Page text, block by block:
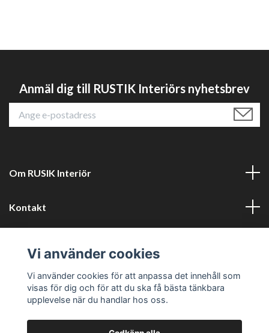
Anmäl dig till RUSTIK Interiörs nyhetsbrev
Om RUSIK Interiör
Kontakt
Sociala medier
Vi använder cookies
Vi använder cookies för att anpassa det innehåll som
visas för dig och för att du ska få bästa tänkbara
upplevelse när du handlar hos oss.